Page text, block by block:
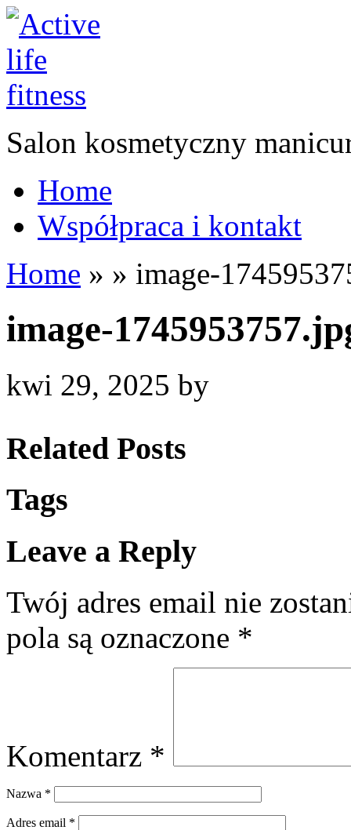
Salon kosmetyczny
Home
Współpraca i kontakt
Home » » image-
image-
kwi 29, 2025 by
Related Posts
Tags
Leave a Reply
Twój adres email nie
pola są oznaczone *
Komentarz *
Nazwa *
Adres email *